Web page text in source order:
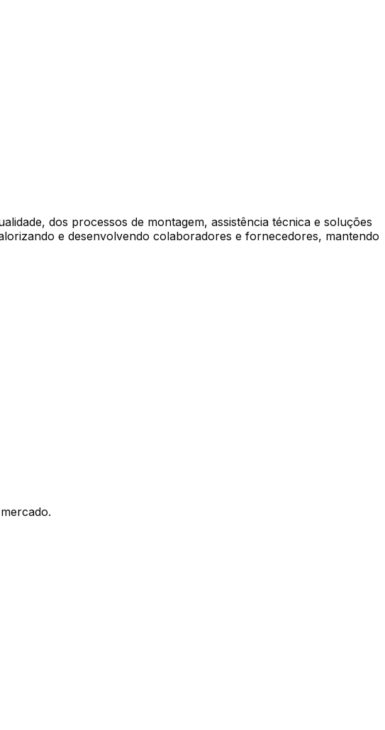
dos processos de montagem, assistência técnica e soluções
e desenvolvendo colaboradores e fornecedores, mantendo